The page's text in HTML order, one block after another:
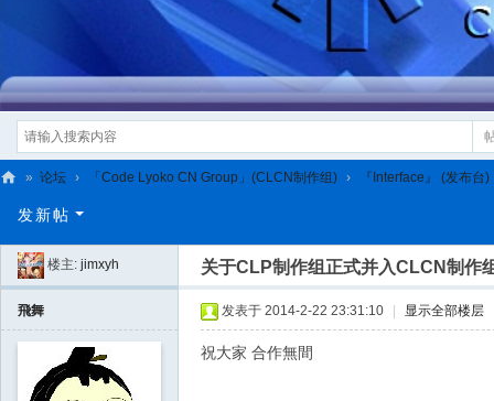
L
» 论坛 › 「Code Lyoko CN Group」(CLCN制作组) › 『Interface』 (发布台)
发新帖
楼主: jimxyh 关于CLP制作组正式并入CLCN制作
飛舞 发表于 2014-2-22 23:31:10 显示全部楼层
祝大家 合作無間